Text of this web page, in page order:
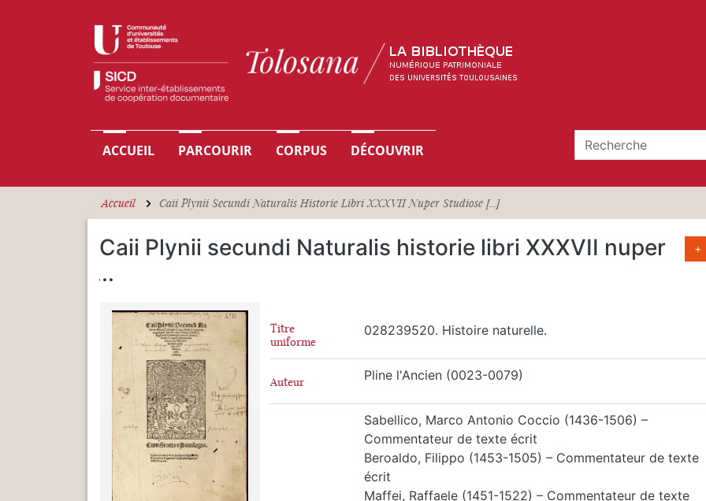
Navigation principale
ACCUEIL PARCOURIR CORPUS DÉCOUVRIR
Accueil Caii Plynii Secundi Naturalis Historie Libri XXXVII Nuper Studiose [...]
Caii Plynii secundi Naturalis historie libri XXXVII nuper
...
+
Titre
uniforme
028239520. Histoire naturelle.
Auteur Pline l'Ancien (0023-0079)
Sabellico, Marco Antonio Coccio (1436-1506) –
Commentateur de texte écrit
Beroaldo, Filippo (1453-1505) – Commentateur de texte
écrit
Maffei, Raffaele (1451-1522) – Commentateur de texte